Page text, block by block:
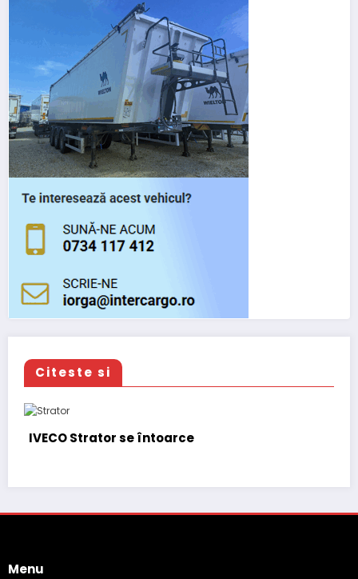
Citeste si
IVECO Strator se întoarce
Menu